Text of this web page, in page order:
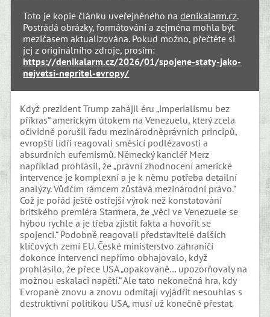
Toto je kopie článku uveřejněného nadenikalarm.cz.
Postrádá obrázky, formátování a zejména mohla být
mezičasem aktualizována. Pokud možno, přečtěte si
jej z originálního zdroje, prosím:
https://denikalarm.cz/2026/01/spojene-staty-jako-
nejvetsi-nepritel-evropy/
Když prezident Trump zahájil éru „imperialismu bez
příkras“ americkým útokem na Venezuelu, který zcela
očividně porušil řadu mezinárodněprávních principů,
evropští lídři reagovali směsicí podlézavosti a
absurdních eufemismů. Německý kancléř Merz
například prohlásil, že „právní zhodnocení americké
intervence je komplexní a je k němu potřeba detailní
analýzy. Vůdčím rámcem zůstává mezinárodní právo.“
Což je pořád ještě ostřejší výrok než konstatování
britského premiéra Starmera, že „věci ve Venezuele se
hýbou rychle a je třeba zjistit fakta a hovořit se
spojenci.“ Podobně reagovali představitelé dalších
klíčových zemí EU. České ministerstvo zahraničí
dokonce intervenci nepřímo obhajovalo, když
prohlásilo, že přece USA „opakovaně… upozorňovaly na
možnou eskalaci napětí.“ Ale tato nekonečná hra, kdy
Evropané znovu a znovu odmítají vyjádřit nesouhlas s
destruktivní politikou USA, musí už konečně přestat.